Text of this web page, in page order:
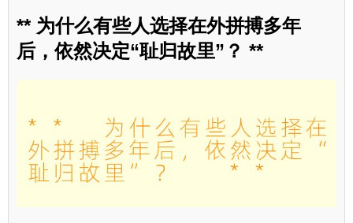
** 为什么有些人选择在外拼搏多年
后，依然决定“耻归故里”？ **